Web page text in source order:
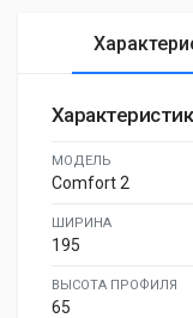
МОДЕЛЬ
Comfort 2
ШИРИНА
195
ВЫСОТА ПРОФИЛЯ
65